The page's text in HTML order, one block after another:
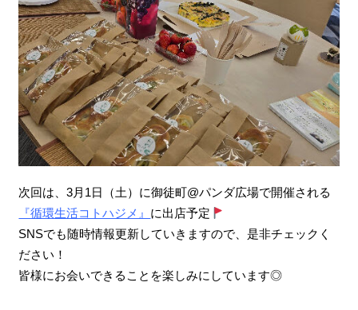
次回は、3月1日（土）に御徒町@パンダ広場で開催される
『循環生活コトハジメ』 に出店予定
SNSでも随時情報更新していきますので、是非チェックく
ださい！
皆様にお会いできることを楽しみにしています◎